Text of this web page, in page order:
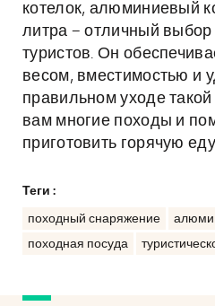
котелок, алюминиевый
литра – отличный
туристов. Он
весом, вместимостью и
правильном уходе
вам многие походы и
приготовить горячую
Теги :
походный снаряжение
походная посуда